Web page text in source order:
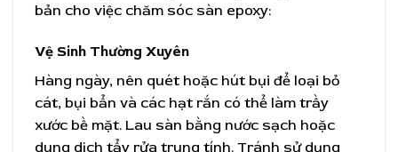
bản cho việc chăm sóc sàn epoxy:
Vệ Sinh Thường Xuyên
Hàng ngày, nên quét hoặc hút bụi để loại bỏ
cát, bụi bẩn và các hạt rắn có thể làm trầy
xước bề mặt. Lau sàn bằng nước sạch hoặc
dung dịch tẩy rửa trung tính. Tránh sử dụng